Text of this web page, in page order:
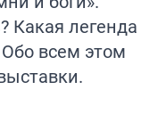
Какая легенда
всем этом